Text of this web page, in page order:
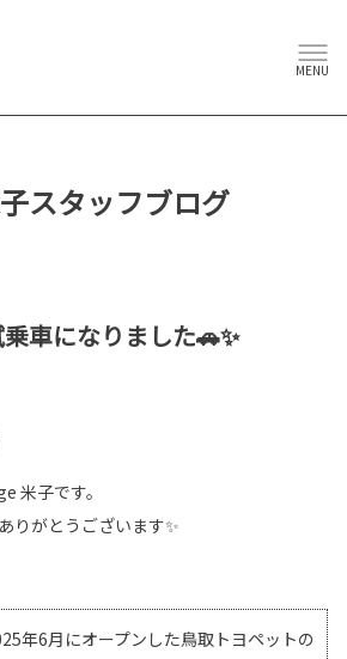
MENU
スタッフブログ
車になりました🚗✨
米子です。
りがとうございます✨
年6月にオープンした鳥取トヨペットの